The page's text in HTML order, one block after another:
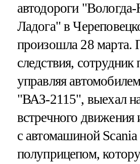
автодороги
Ладога" в
произошла 28
следствия, сотрудник
управляя
"ВАЗ-2115", выехал
встречного движения
с автомашиной Scania
полуприцепом,